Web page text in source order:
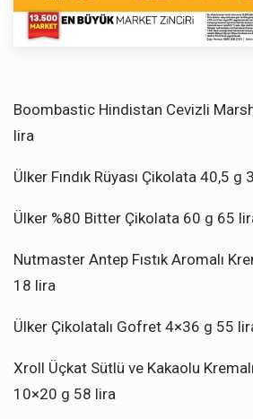
Boombastic Hindistan Cevizli
lira
Ülker Fındık Rüyası Çikolata 40,5 g
Ülker %80 Bitter Çikolata 60 g 65
Nutmaster Antep Fıstık Aromalı
18 lira
Ülker Çikolatalı Gofret 4×36 g 55
Xroll Üçkat Sütlü ve Kakaolu
10×20 g 58 lira